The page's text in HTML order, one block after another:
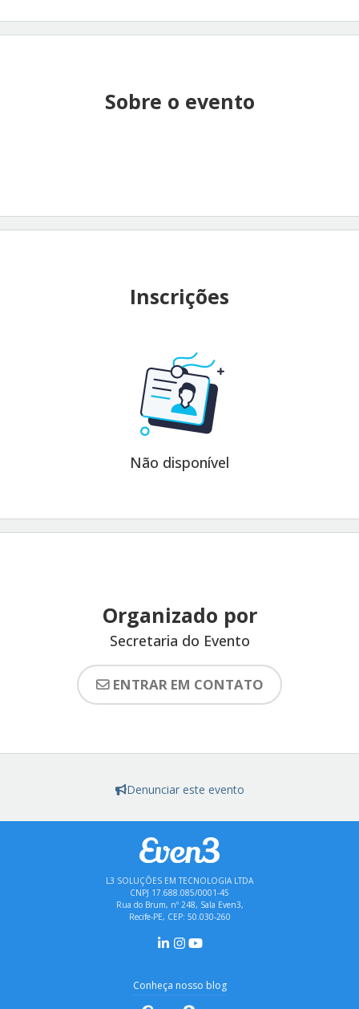
Sobre o evento
Inscrições
Não disponível
Organizado por
Secretaria do Evento
ENTRAR EM CONTATO
Denunciar este evento
L3 SOLUÇÕES EM TECNOLOGIA LTDA
CNPJ 17.688.085/0001-45
Rua do Brum, nº 248, Sala Even3,
Recife-PE, CEP: 50.030-260
Conheça nosso blog